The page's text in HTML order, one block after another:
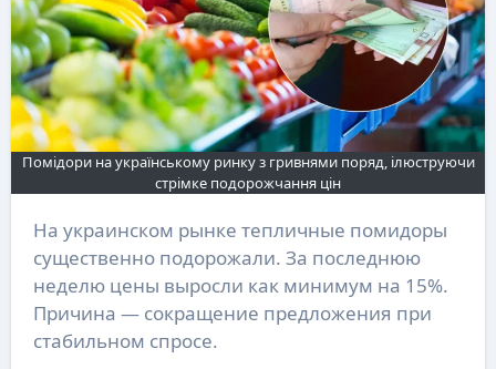
Помідори на українському ринку з гривнями поряд, ілюструючи
стрімке подорожчання цін
На украинском рынке тепличные помидоры
существенно подорожали. За последнюю
неделю цены выросли как минимум на 15%.
Причина — сокращение предложения при
стабильном спросе.